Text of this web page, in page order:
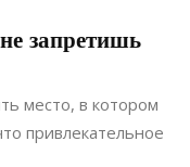
запретишь
место, в котором
привлекательное